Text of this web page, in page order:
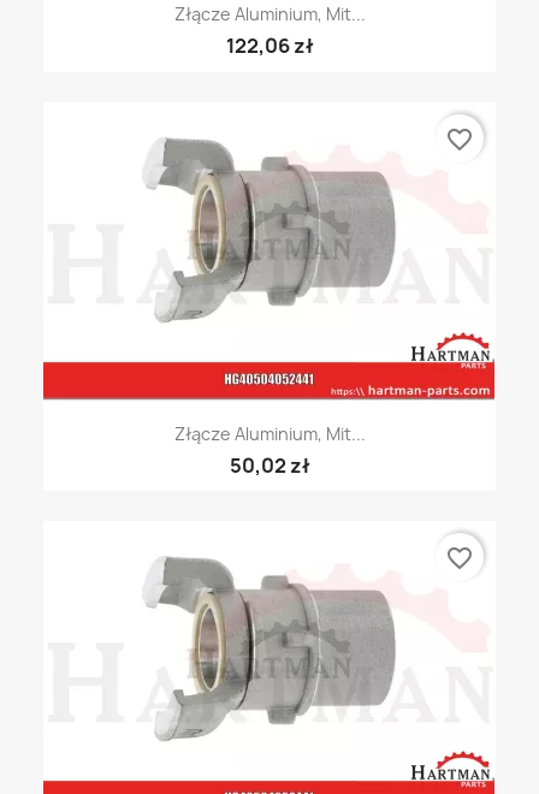
Złącze Aluminium, Mit...
122,06 zł
Złącze Aluminium, Mit...
50,02 zł
favorite_border
favorite_border